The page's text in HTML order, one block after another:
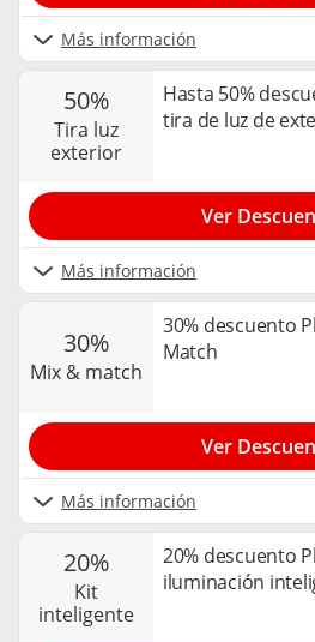
Más información
50%
tira luz
exterior
Hasta 50%
tira de luz de
Más información
Ver
30%
mix & match
30% descuento
Match
Más información
Ver
20%
kit
inteligente
20% descuento
iluminación